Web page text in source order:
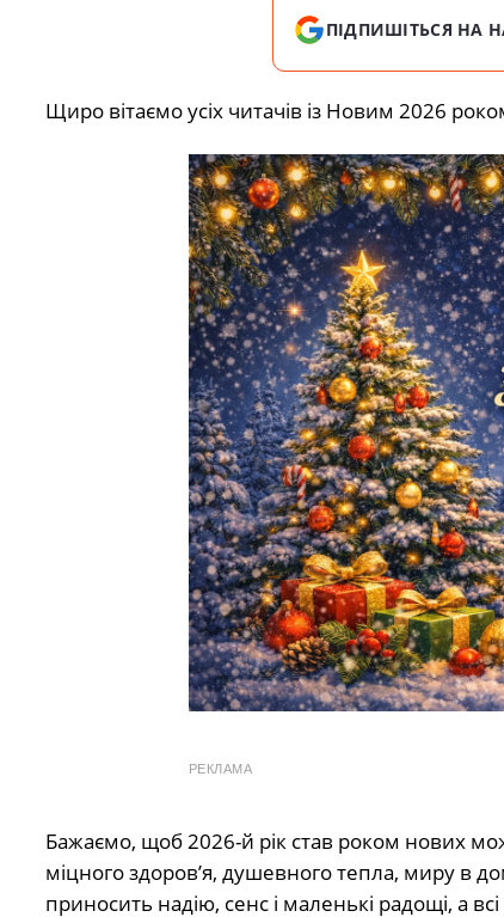
ПІДПИШІТЬСЯ НА
Щиро вітаємо усіх читачів із Новим 2026
РЕКЛАМА
Бажаємо, щоб 2026-й рік став роком нових
міцного здоров’я, душевного тепла, миру в
приносить надію, сенс і маленькі радощі, а